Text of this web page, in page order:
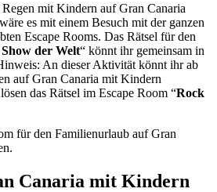
mit Kindern auf Gran Canaria
es mit einem Besuch mit der ganzen
Escape Rooms. Das Rätsel für den
der Welt“ könnt ihr gemeinsam in
An dieser Aktivität könnt ihr ab
auf Gran Canaria mit Kindern
das Rätsel im Escape Room “Rock
für den Familienurlaub auf Gran
Canaria mit Kindern